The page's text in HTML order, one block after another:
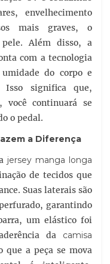
envelhecimento
mais graves, o
pele. Além disso, a
com a tecnologia
do corpo e
Isso significa que,
você continuará se
o pedal.
a Diferença
jersey manga longa
de tecidos que
Suas laterais são
garantindo
um elástico foi
da camisa
que a peça se mova